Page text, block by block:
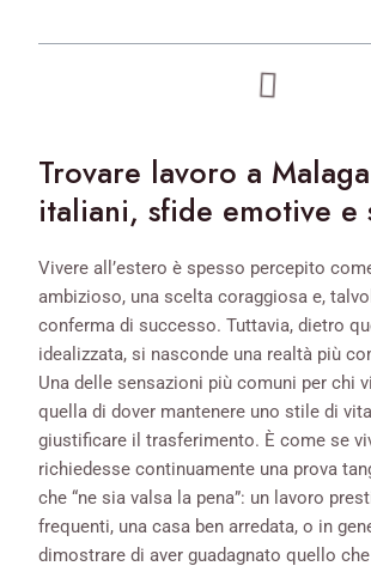
Trovare lavoro a
italiani, sfide emotive e
Vivere all’estero è spesso percepito
ambizioso, una scelta coraggiosa e,
conferma di successo. Tuttavia, dietro
idealizzata, si nasconde una realtà più
Una delle sensazioni più comuni per chi
quella di dover mantenere uno stile di
giustificare il trasferimento. È come se
richiedesse continuamente una prova
che “ne sia valsa la pena”: un lavoro
frequenti, una casa ben arredata, o in
dimostrare di aver guadagnato quello